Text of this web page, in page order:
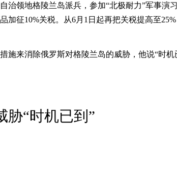
治领地格陵兰岛派兵，参加“北极耐力”军事演
征10%关税。从6月1日起再把关税提高至
施来消除俄罗斯对格陵兰岛的威胁，他说“时机
胁“时机已到”